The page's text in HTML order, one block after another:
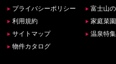
プライバシーポリシー
利用規約
サイトマップ
物件カタログ
富士山
家庭菜
温泉特集